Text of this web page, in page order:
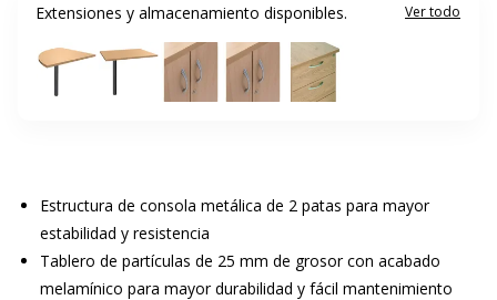
Extensiones y almacenamiento disponibles. Ver todo
Estructura de consola metálica de 2 patas para mayor
estabilidad y resistencia
Tablero de partículas de 25 mm de grosor con acabado
melamínico para mayor durabilidad y fácil mantenimiento